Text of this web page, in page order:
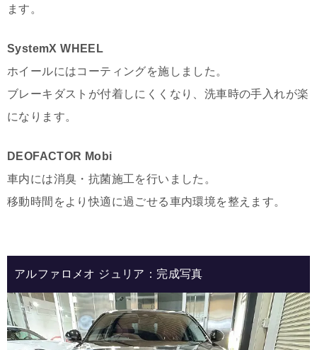
ます。
SystemX WHEEL
ホイールにはコーティングを施しました。
ブレーキダストが付着しにくくなり、洗車時の手入れが楽
になります。
DEOFACTOR Mobi
車内には消臭・抗菌施工を行いました。
移動時間をより快適に過ごせる車内環境を整えます。
アルファロメオ ジュリア：完成写真